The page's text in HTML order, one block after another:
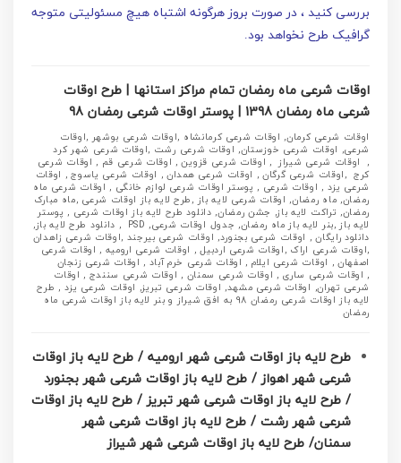
بررسی کنید ، در صورت بروز هرگونه اشتباه هیچ مسئولیتی متوجه
گرافیک طرح نخواهد بود.
اوقات شرعی ماه رمضان تمام مراکز استانها | طرح اوقات
شرعی ماه رمضان 1398 | پوستر اوقات شرعی رمضان 98
اوقات شرعی کرمان, اوقات شرعی کرمانشاه ,اوقات شرعی بوشهر ,اوقات
شرعی, اوقات شرعی خوزستان, اوقات شرعی رشت ,اوقات شرعی شهر کرد
, اوقات شرعی شیراز , اوقات شرعی قزوین , اوقات شرعی قم , اوقات شرعی
کرج ,اوقات شرعی گرگان , اوقات شرعی همدان , اوقات شرعی یاسوج , اوقات
شرعی یزد , اوقات شرعی , پوستر اوقات شرعی لوازم خانگی , اوقات شرعی ماه
رمضان, ماه رمضان, اوقات شرعی لایه باز ,طرح لایه باز اوقات شرعی ,ماه مبارک
رمضان, تراکت لایه باز, جشن رمضان, دانلود طرح لایه باز اوقات شرعی , پوستر
لایه باز ,بنر لایه باز ماه رمضان, جدول اوقات شرعی, PSD , دانلود طرح لایه باز,
دانلود رایگان , اوقات شرعی بجنورد, اوقات شرعی بیرجند ,اوقات شرعی زاهدان
,اوقات شرعی اراک ,اوقات شرعی اردبیل , اوقات شرعی ارومیه , اوقات شرعی
اصفهان , اوقات شرعی ایلام , اوقات شرعی خرم آباد , اوقات شرعی زنجان
, اوقات شرعی ساری , اوقات شرعی سمنان , اوقات شرعی سنندج , اوقات
شرعی تهران, اوقات شرعی مشهد, اوقات شرعی تبریز, اوقات شرعی یزد , طرح
لایه باز اوقات شرعی رمضان 98 به افق شیراز و بنر لایه باز اوقات شرعی ماه
رمضان
طرح لایه باز اوقات شرعی شهر ارومیه / طرح لایه باز اوقات
شرعی شهر اهواز / طرح لایه باز اوقات شرعی شهر بجنورد
/ طرح لایه باز اوقات شرعی شهر تبریز / طرح لایه باز اوقات
شرعی شهر رشت / طرح لایه باز اوقات شرعی شهر
سمنان/ طرح لایه باز اوقات شرعی شهر شیراز